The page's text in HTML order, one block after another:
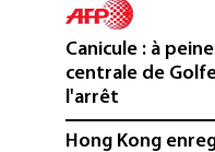
Canicule : à
centrale de
l'arrêt
Hong Kong